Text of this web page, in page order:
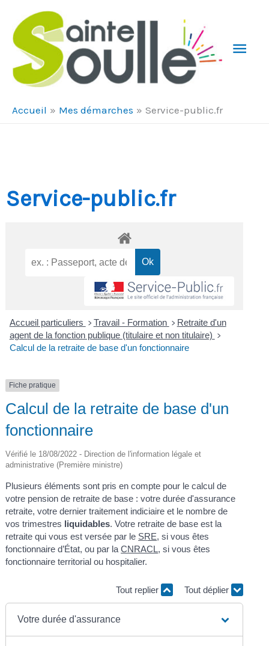
Accueil Mes démarches Service-public.fr
Service-public.fr
Accueil particuliers > Travail - Formation > Retraite d'un
agent de la fonction publique (titulaire et non titulaire) >
Calcul de la retraite de base d'un fonctionnaire
Fiche pratique
Calcul de la retraite de base d'un
fonctionnaire
Vérifié le 18/08/2022 - Direction de l'information légale et
administrative (Première ministre)
Plusieurs éléments sont pris en compte pour le calcul de
votre pension de retraite de base : votre durée d'assurance
retraite, votre dernier traitement indiciaire et le nombre de
vos trimestres liquidables. Votre retraite de base est la
retraite qui vous est versée par le SRE, si vous êtes
fonctionnaire d’État, ou par laCNRACL, si vous êtes
fonctionnaire territorial ou hospitalier.
Tout replier Tout déplier
Votre durée d'assurance